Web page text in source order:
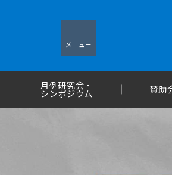
メニュー
月例研究会・
シンポジウム 賛助